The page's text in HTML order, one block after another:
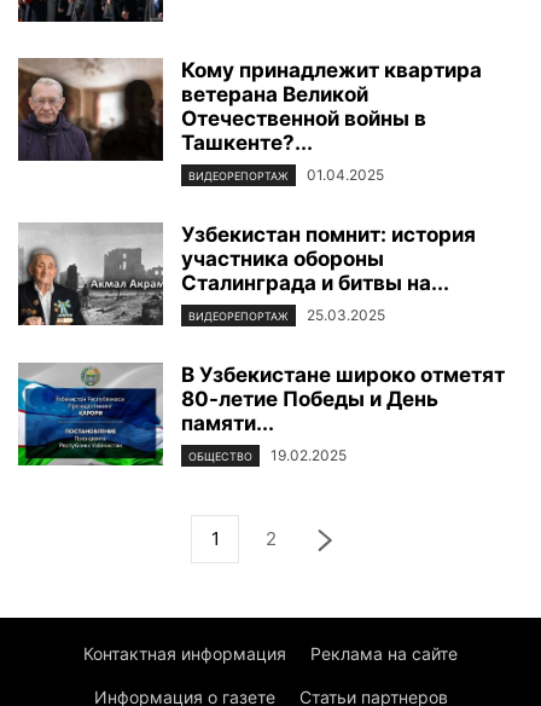
Кому принадлежит квартира
ветерана Великой
Отечественной войны в
Ташкенте?...
ВИДЕОРЕПОРТАЖ 01.04.2025
Узбекистан помнит: история
участника обороны
Сталинграда и битвы на...
ВИДЕОРЕПОРТАЖ 25.03.2025
В Узбекистане широко отметят
80-летие Победы и День
памяти...
ОБЩЕСТВО 19.02.2025
1 2
Контактная информация Реклама на сайте
Информация о газете Статьи партнеров